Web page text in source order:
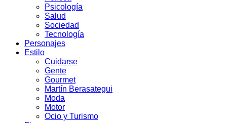
Psicología
Salud
Sociedad
Tecnología
Personajes
Estilo
Cuidarse
Gente
Gourmet
Martín Berasategui
Moda
Motor
Ocio y Turismo